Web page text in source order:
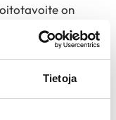
Tietoja
on
140/90 mmHg
vastaa
Yli 80-